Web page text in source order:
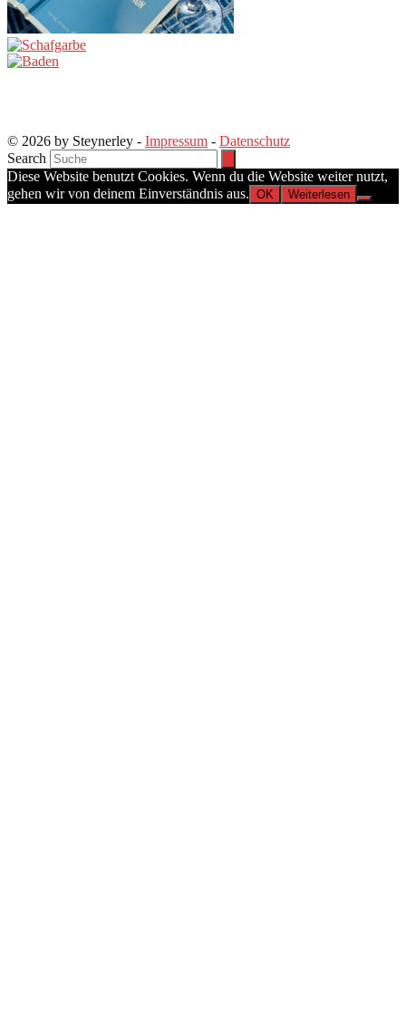
© 2026 by Steynerley - Impressum - Datenschutz
Search
Diese Website benutzt Cookies. Wenn du die Website weiter nutzt,
gehen wir von deinem Einverständnis aus. OK Weiterlesen